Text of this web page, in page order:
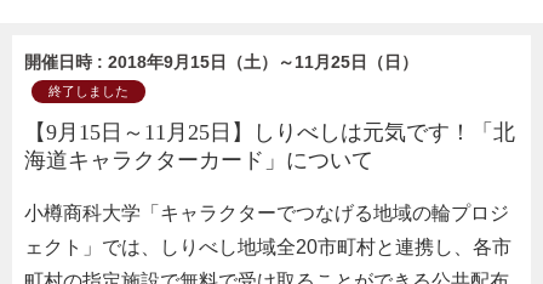
開催日時 : 2018年9月15日（土）～11月25日（日）
終了しました
【9月15日～11月25日】しりべしは元気です！「北
海道キャラクターカード」について
小樽商科大学「キャラクターでつなげる地域の輪プロジ
ェクト」では、しりべし地域全20市町村と連携し、各市